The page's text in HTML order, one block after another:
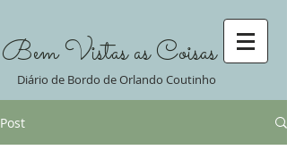
Bem Vistas as Coisas
Diário de Bordo de Orlando Coutinho
Post